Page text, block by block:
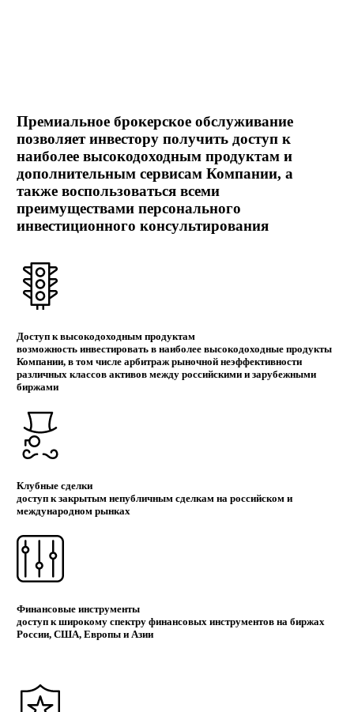
Премиальное брокерское обслуживание
позволяет инвестору получить доступ к
наиболее высокодоходным продуктам и
дополнительным сервисам Компании, а
также воспользоваться всеми
преимуществами персонального
инвестиционного консультирования
Доступ к высокодоходным продуктам
возможность инвестировать в наиболее высокодоходные продукты
Компании, в том числе арбитраж рыночной неэффективности
различных классов активов между российскими и зарубежными
биржами
Клубные сделки
доступ к закрытым непубличным сделкам на российском и
международном рынках
Финансовые инструменты
доступ к широкому спектру финансовых инструментов на биржах
России, США, Европы и Азии